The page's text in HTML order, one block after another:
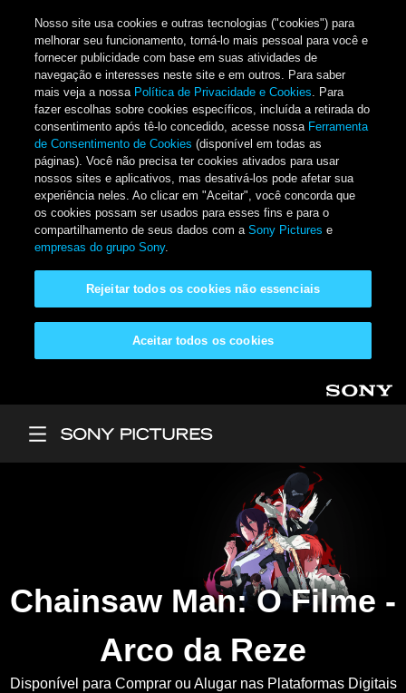
Nosso site usa cookies e outras tecnologias ("cookies") para
melhorar seu funcionamento, torná-lo mais pessoal para você e
fornecer publicidade com base em suas atividades de
navegação e interesses neste site e em outros. Para saber
mais veja a nossa Política de Privacidade e Cookies. Para
fazer escolhas sobre cookies específicos, incluída a retirada do
consentimento após tê-lo concedido, acesse nossa Ferramenta
de Consentimento de Cookies (disponível em todas as
páginas). Você não precisa ter cookies ativados para usar
nossos sites e aplicativos, mas desativá-los pode afetar sua
experiência neles. Ao clicar em "Aceitar", você concorda que
os cookies possam ser usados para esses fins e para o
compartilhamento de seus dados com aSony Pictures e
empresas do grupo Sony.
Rejeitar todos os cookies não essenciais
Aceitar todos os cookies
Chainsaw Man: O Filme -
Arco da Reze
Disponível para Comprar ou Alugar nas Plataformas Digitais